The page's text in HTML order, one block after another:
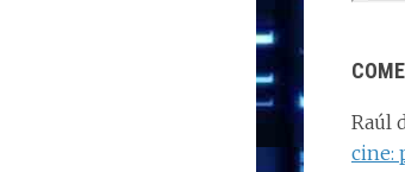
Raúl
cine: